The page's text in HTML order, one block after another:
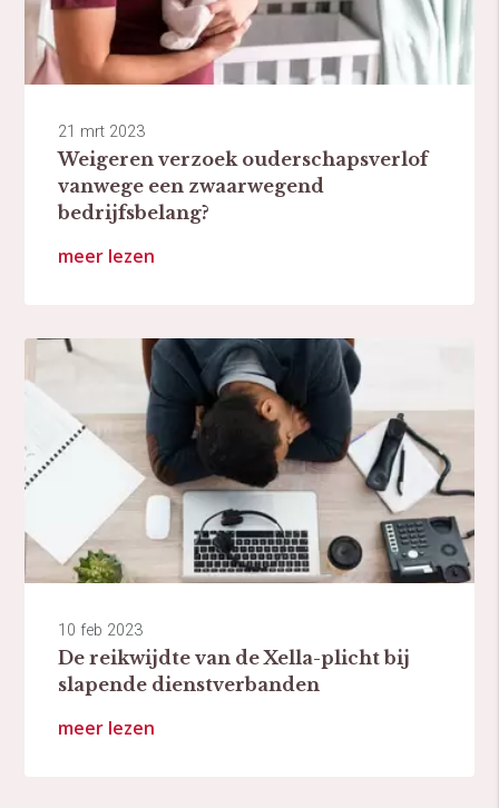
21 mrt 2023
Weigeren verzoek ouderschapsverlof
vanwege een zwaarwegend
bedrijfsbelang?
meer lezen
10 feb 2023
De reikwijdte van de Xella-plicht bij
slapende dienstverbanden
meer lezen